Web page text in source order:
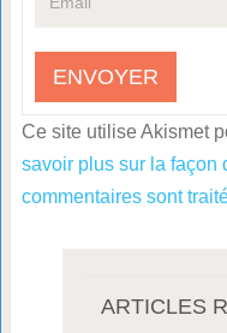
Ce site utilise Akismet
savoir plus sur la façon
commentaires sont
ARTICLES